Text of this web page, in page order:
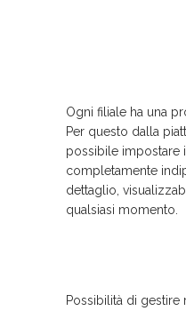
Ogni filiale ha una
Per questo dalla
possibile impostare
completamente
dettaglio,
qualsiasi momento.
Possibilità di gestire